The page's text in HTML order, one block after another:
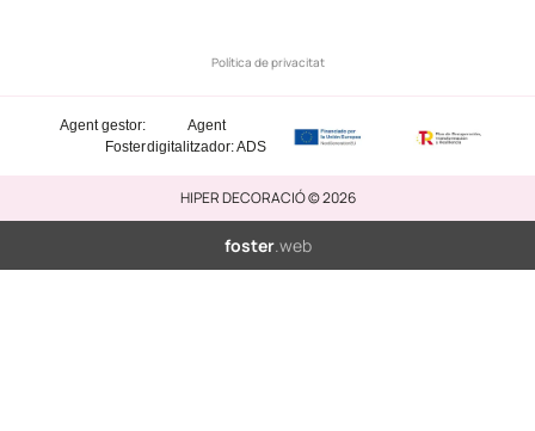
Política de privacitat
Agent
digitalitzador: ADS
Agent gestor:
Foster
HIPER DECORACIÓ © 2026
foster.web